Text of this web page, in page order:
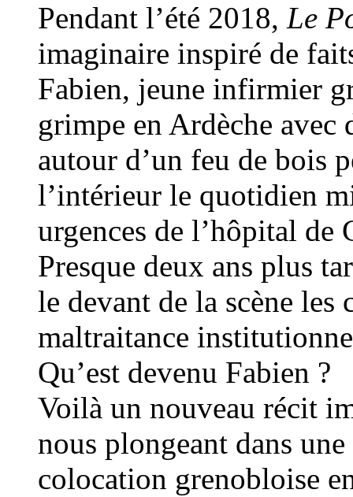
Pendant l’été 2018, Le
imaginaire inspiré de
Fabien, jeune infirmier
grimpe en Ardèche avec
autour d’un feu de bois
l’intérieur le quotidien
urgences de l’hôpital de
Presque deux ans plus
le devant de la scène les
maltraitance
Qu’est devenu Fabien ?
Voilà un nouveau récit
nous plongeant dans
colocation grenobloise